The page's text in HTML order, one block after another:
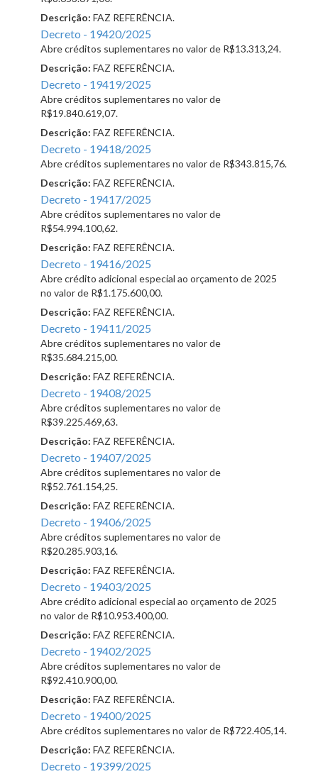
Descrição: FAZ REFERÊNCIA.
Decreto - 19420/2025
Abre créditos suplementares no valor de R$13.313,24.
Descrição: FAZ REFERÊNCIA.
Decreto - 19419/2025
Abre créditos suplementares no valor de
R$19.840.619,07.
Descrição: FAZ REFERÊNCIA.
Decreto - 19418/2025
Abre créditos suplementares no valor de R$343.815,76.
Descrição: FAZ REFERÊNCIA.
Decreto - 19417/2025
Abre créditos suplementares no valor de
R$54.994.100,62.
Descrição: FAZ REFERÊNCIA.
Decreto - 19416/2025
Abre crédito adicional especial ao orçamento de 2025
no valor de R$1.175.600,00.
Descrição: FAZ REFERÊNCIA.
Decreto - 19411/2025
Abre créditos suplementares no valor de
R$35.684.215,00.
Descrição: FAZ REFERÊNCIA.
Decreto - 19408/2025
Abre créditos suplementares no valor de
R$39.225.469,63.
Descrição: FAZ REFERÊNCIA.
Decreto - 19407/2025
Abre créditos suplementares no valor de
R$52.761.154,25.
Descrição: FAZ REFERÊNCIA.
Decreto - 19406/2025
Abre créditos suplementares no valor de
R$20.285.903,16.
Descrição: FAZ REFERÊNCIA.
Decreto - 19403/2025
Abre crédito adicional especial ao orçamento de 2025
no valor de R$10.953.400,00.
Descrição: FAZ REFERÊNCIA.
Decreto - 19402/2025
Abre créditos suplementares no valor de
R$92.410.900,00.
Descrição: FAZ REFERÊNCIA.
Decreto - 19400/2025
Abre créditos suplementares no valor de R$722.405,14.
Descrição: FAZ REFERÊNCIA.
Decreto - 19399/2025